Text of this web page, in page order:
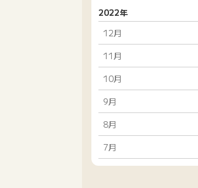
2022年
12月
11月
10月
9月
8月
7月